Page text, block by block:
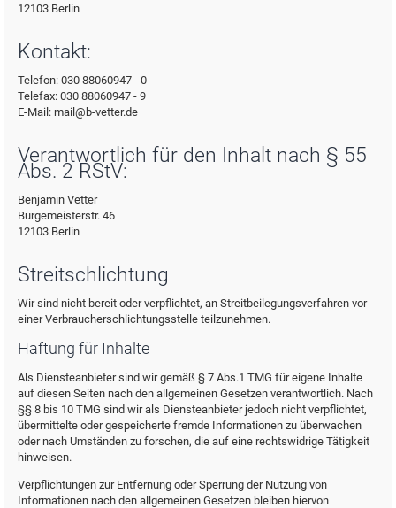
12103 Berlin
Kontakt:
Telefon: 030 88060947 - 0
Telefax: 030 88060947 - 9
E-Mail: mail@b-vetter.de
Verantwortlich für den Inhalt nach § 55
Abs. 2 RStV:
Benjamin Vetter
Burgemeisterstr. 46
12103 Berlin
Streitschlichtung
Wir sind nicht bereit oder verpflichtet, an Streitbeilegungsverfahren vor
einer Verbraucherschlichtungsstelle teilzunehmen.
Haftung für Inhalte
Als Diensteanbieter sind wir gemäß § 7 Abs.1 TMG für eigene Inhalte
auf diesen Seiten nach den allgemeinen Gesetzen verantwortlich. Nach
§§ 8 bis 10 TMG sind wir als Diensteanbieter jedoch nicht verpflichtet,
übermittelte oder gespeicherte fremde Informationen zu überwachen
oder nach Umständen zu forschen, die auf eine rechtswidrige Tätigkeit
hinweisen.
Verpflichtungen zur Entfernung oder Sperrung der Nutzung von
Informationen nach den allgemeinen Gesetzen bleiben hiervon